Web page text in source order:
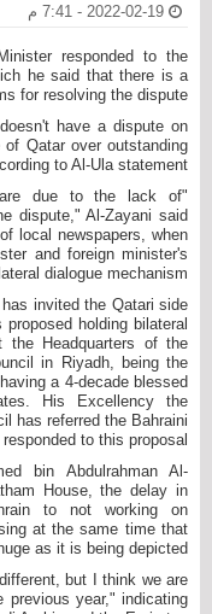
responded to the
he said that there is a
for resolving the dispute.
have a dispute on
Qatar over outstanding
to Al-Ula statement."
are due to the lack of
dispute," Al-Zayani said
local newspapers, when
and foreign minister's
dialogue mechanism."
invited the Qatari side
holding bilateral
the Headquarters of the
in Riyadh, being the
a 4-decade blessed
His Excellency the
has referred the Bahraini
to this proposal."
bin Abdulrahman Al-
House, the delay in
to not working on
at the same time that
as it is being depicted.
but I think we are
previous year," indicating